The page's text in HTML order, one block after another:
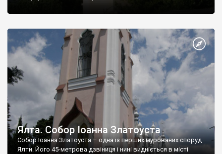
Ялта. Собор Іоанна Златоуста
Собор Іоанна Златоуста – одна із перших мурованих споруд
Ялти. Його 45-метрова дзвіниця і нині видніється в місті